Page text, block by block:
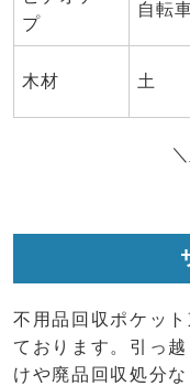
プ
自転
木材 土
＼
不用品回収ポケッ
ております。引っ
けや廃品回収処分